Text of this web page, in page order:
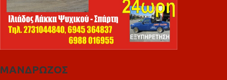
ΜΑΝΔΡΩΖΟΣ